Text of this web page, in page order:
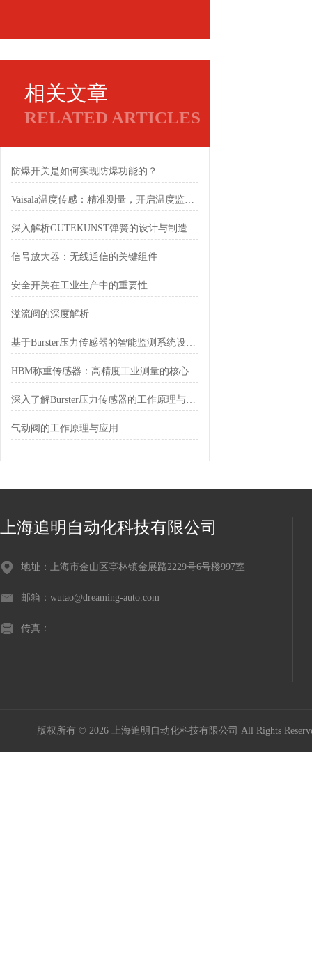
相关文章
RELATED ARTICLES
防爆开关是如何实现防爆功能的？
Vaisala温度传感：精准测量，开启温度监测新境界
深入解析GUTEKUNST弹簧的设计与制造工艺
信号放大器：无线通信的关键组件
安全开关在工业生产中的重要性
溢流阀的深度解析
基于Burster压力传感器的智能监测系统设计与优化
HBM称重传感器：高精度工业测量的核心元件
深入了解Burster压力传感器的工作原理与应用
气动阀的工作原理与应用
上海追明自动化科技有限公司
地址：上海市金山区亭林镇金展路2229号6号楼997室
邮箱：wutao@dreaming-auto.com
传真：
版权所有 © 2026 上海追明自动化科技有限公司 All Rights